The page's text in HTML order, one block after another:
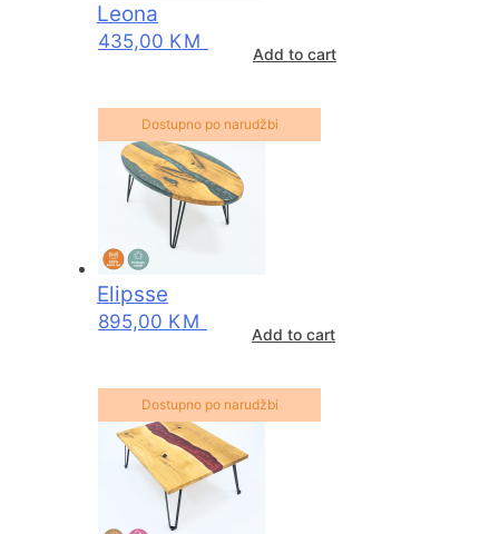
Leona
435,00 KM
Add to cart
Dostupno po narudžbi
Elipsse
895,00 KM
Add to cart
Dostupno po narudžbi